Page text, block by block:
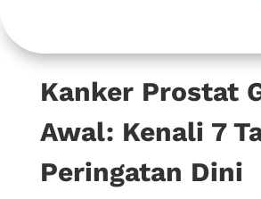
Kanker Prostat
Awal: Kenali 7
Peringatan Dini